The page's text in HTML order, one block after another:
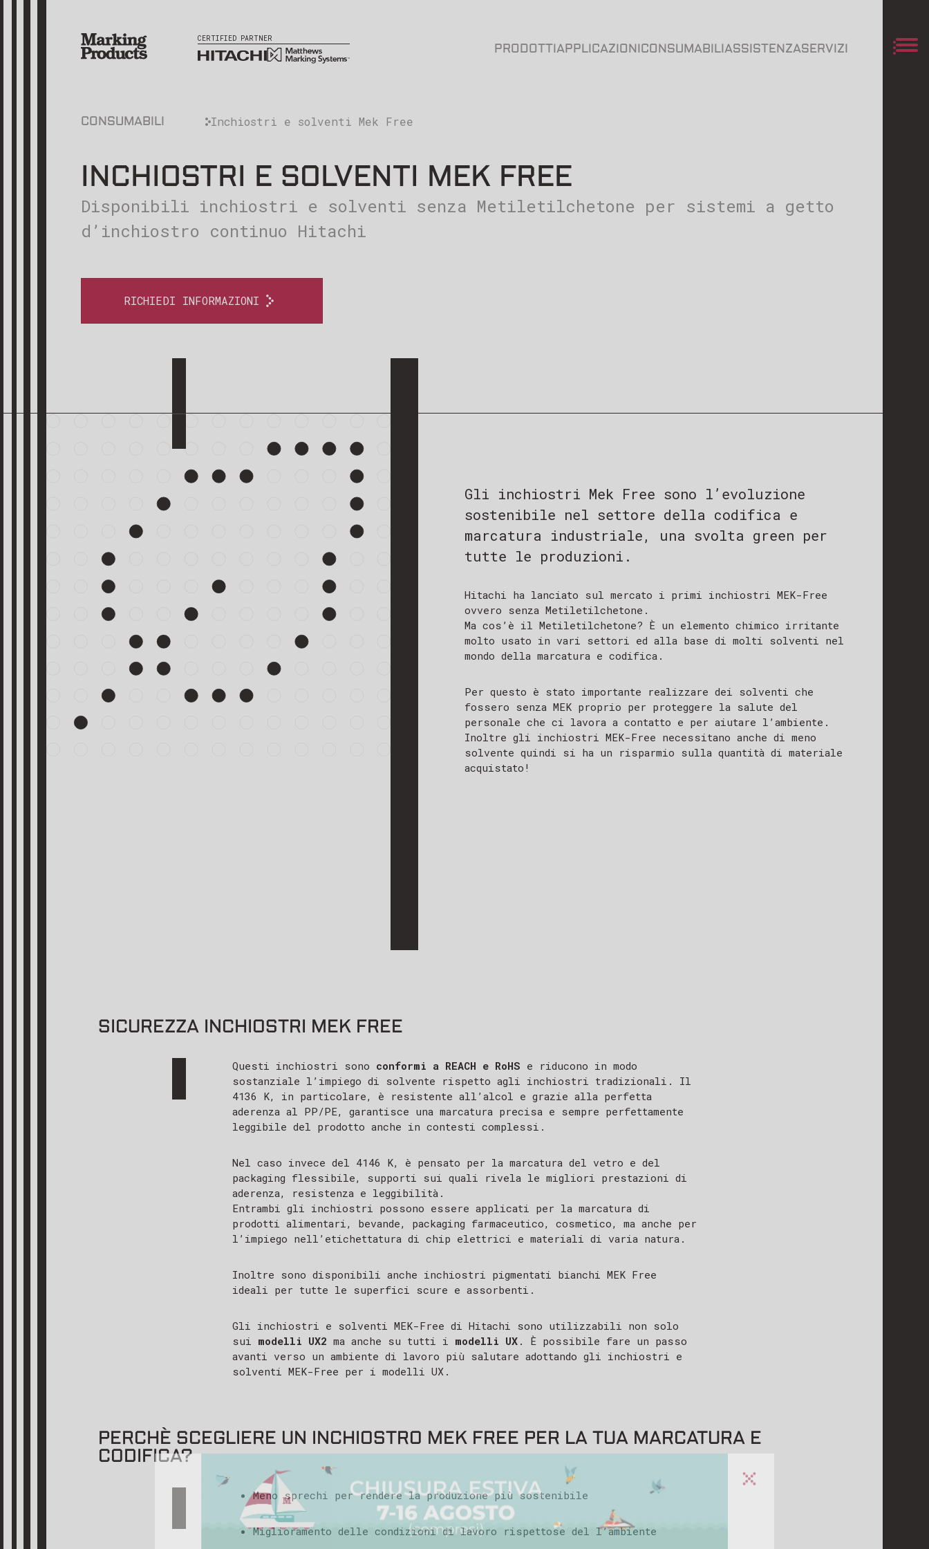
CERTIFIED PARTNER
PRODOTTIAPPLICAZIONICONSUMABILIASSISTENZASERVIZI
CONSUMABILI Inchiostri e solventi Mek Free
INCHIOSTRI E SOLVENTI MEK FREE
Disponibili inchiostri e solventi senza Metiletilchetone per sistemi a getto
d’inchiostro continuo Hitachi
RICHIEDI INFORMAZIONI
Gli inchiostri Mek Free sono l’evoluzione
sostenibile nel settore della codifica e
marcatura industriale, una svolta green per
tutte le produzioni.
Hitachi ha lanciato sul mercato i primi inchiostri MEK-Free
ovvero senza Metiletilchetone.
Ma cos’è il Metiletilchetone? È un elemento chimico irritante
molto usato in vari settori ed alla base di molti solventi nel
mondo della marcatura e codifica.
Per questo è stato importante realizzare dei solventi che
fossero senza MEK proprio per proteggere la salute del
personale che ci lavora a contatto e per aiutare l’ambiente.
Inoltre gli inchiostri MEK-Free necessitano anche di meno
solvente quindi si ha un risparmio sulla quantità di materiale
acquistato!
SICUREZZA INCHIOSTRI MEK FREE
Questi inchiostri sono conformi a REACH e RoHS e riducono in modo
sostanziale l’impiego di solvente rispetto agli inchiostri tradizionali. Il
4136 K, in particolare, è resistente all’alcol e grazie alla perfetta
aderenza al PP/PE, garantisce una marcatura precisa e sempre perfettamente
leggibile del prodotto anche in contesti complessi.
Nel caso invece del 4146 K, è pensato per la marcatura del vetro e del
packaging flessibile, supporti sui quali rivela le migliori prestazioni di
aderenza, resistenza e leggibilità.
Entrambi gli inchiostri possono essere applicati per la marcatura di
prodotti alimentari, bevande, packaging farmaceutico, cosmetico, ma anche per
l’impiego nell’etichettatura di chip elettrici e materiali di varia natura.
Inoltre sono disponibili anche inchiostri pigmentati bianchi MEK Free
ideali per tutte le superfici scure e assorbenti.
Gli inchiostri e solventi MEK-Free di Hitachi sono utilizzabili non solo
sui modelli UX2 ma anche su tutti i modelli UX . È possibile fare un passo
avanti verso un ambiente di lavoro più salutare adottando gli inchiostri e
solventi MEK-Free per i modelli UX.
PERCHÈ SCEGLIERE UN INCHIOSTRO MEK FREE PER LA TUA MARCATURA E
CODIFICA?
Meno sprechi per rendere la produzione più sostenibile
Miglioramento delle condizioni di lavoro rispettose del l’ambiente
GRAZIE PER AVERCI CONTATTATO
Gentile cliente,
abbiamo ricevuto il tuo messaggio e il nostro team ti risponderà al
più presto, solitamente entro 24-48 ore lavorative.